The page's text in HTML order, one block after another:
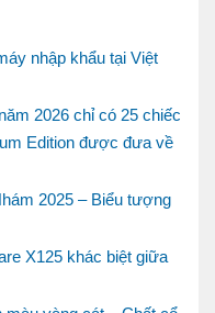
nhập khẩu tại Việt
2026 chỉ có 25 chiếc
Edition được đưa về
2025 – Biểu tượng
X125 khác biệt giữa